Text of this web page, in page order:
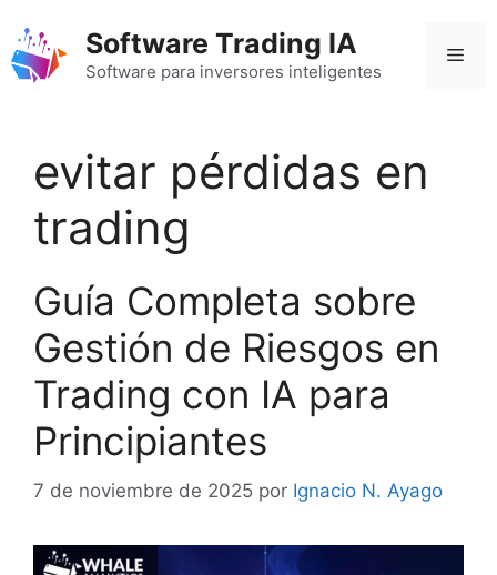
contenido
Software Trading IA
Software para inversores inteligentes
evitar pérdidas en
trading
Guía Completa sobre
Gestión de Riesgos en
Trading con IA para
Principiantes
7 de noviembre de 2025 por Ignacio N. Ayago